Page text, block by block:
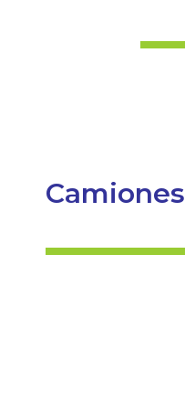
Camiones